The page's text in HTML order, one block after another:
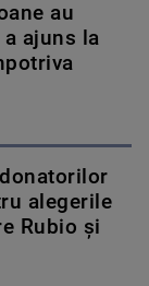
au
ajuns la
alegerile
Rubio și